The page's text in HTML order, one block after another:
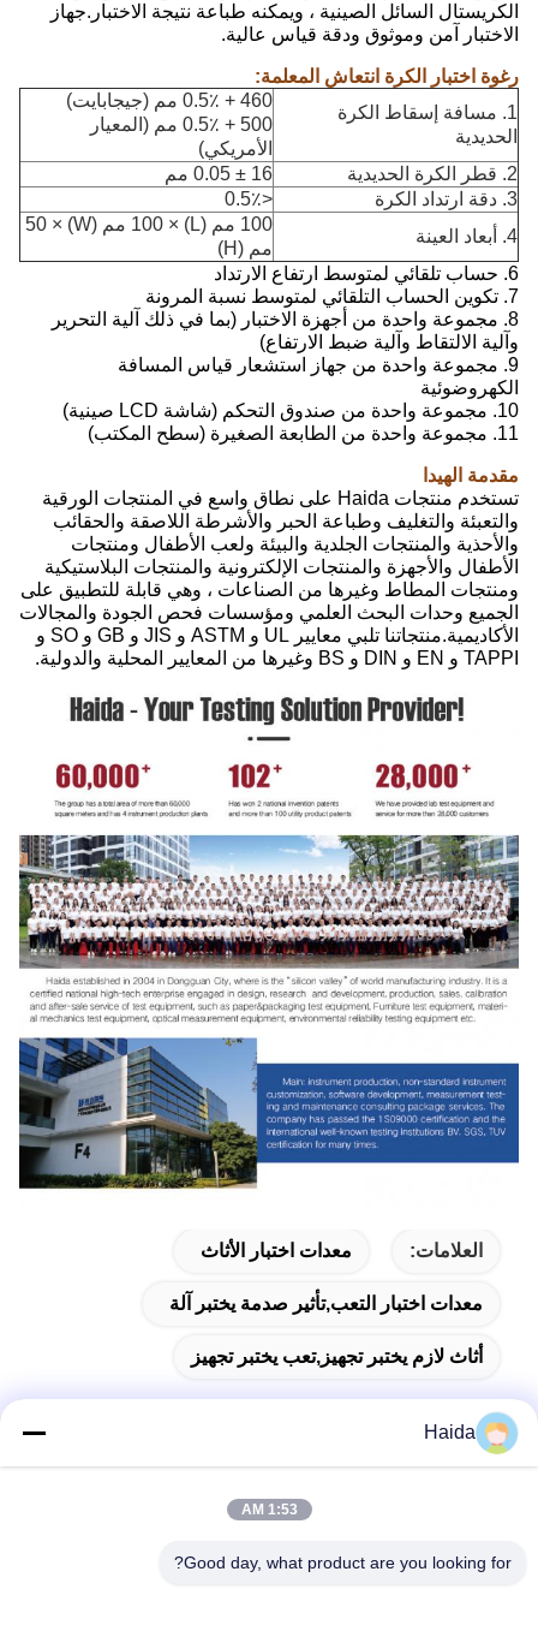
الكريستال السائل الصينية ، ويمكنه طباعة نتيجة الاختبار.جهاز
الاختبار آمن وموثوق ودقة قياس عالية.
رغوة اختبار الكرة انتعاش المعلمة:
1. مسافة إسقاط الكرة
الحديدية
460 + 0.5٪ مم (جيجابايت)
500 + 0.5٪ مم (المعيار
الأمريكي)
2. قطر الكرة الحديدية
16 ± 0.05 مم
3. دقة ارتداد الكرة
<0.5٪
4. أبعاد العينة
100 مم (L) × 100 مم (W) × 50
مم (H)
6. حساب تلقائي لمتوسط ​​ارتفاع الارتداد
7. تكوين الحساب التلقائي لمتوسط ​​نسبة المرونة
8. مجموعة واحدة من أجهزة الاختبار (بما في ذلك آلية التحرير
وآلية الالتقاط وآلية ضبط الارتفاع)
9. مجموعة واحدة من جهاز استشعار قياس المسافة
الكهروضوئية
10. مجموعة واحدة من صندوق التحكم (شاشة LCD صينية)
11. مجموعة واحدة من الطابعة الصغيرة (سطح المكتب)
مقدمة الهيدا
تستخدم منتجات Haida على نطاق واسع في المنتجات الورقية
والتعبئة والتغليف وطباعة الحبر والأشرطة اللاصقة والحقائب
والأحذية والمنتجات الجلدية والبيئة ولعب الأطفال ومنتجات
الأطفال والأجهزة والمنتجات الإلكترونية والمنتجات البلاستيكية
ومنتجات المطاط وغيرها من الصناعات ، وهي قابلة للتطبيق على
الجميع وحدات البحث العلمي ومؤسسات فحص الجودة والمجالات
الأكاديمية.منتجاتنا تلبي معايير UL و ASTM و JIS و GB و SO و
TAPPI و EN و DIN و BS وغيرها من المعايير المحلية والدولية.
العلامات: معدات اختبار الأثاث
معدات اختبار التعب,تأثير صدمة يختبر آلة
أثاث لازم يختبر تجهيز,تعب يختبر تجهيز
العنوان
Haida
1:53 AM
Good day, what product are you looking for?